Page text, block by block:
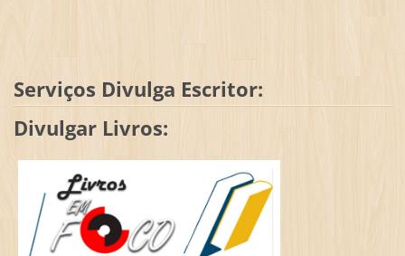
Serviços Divulga Escritor:
Divulgar Livros: